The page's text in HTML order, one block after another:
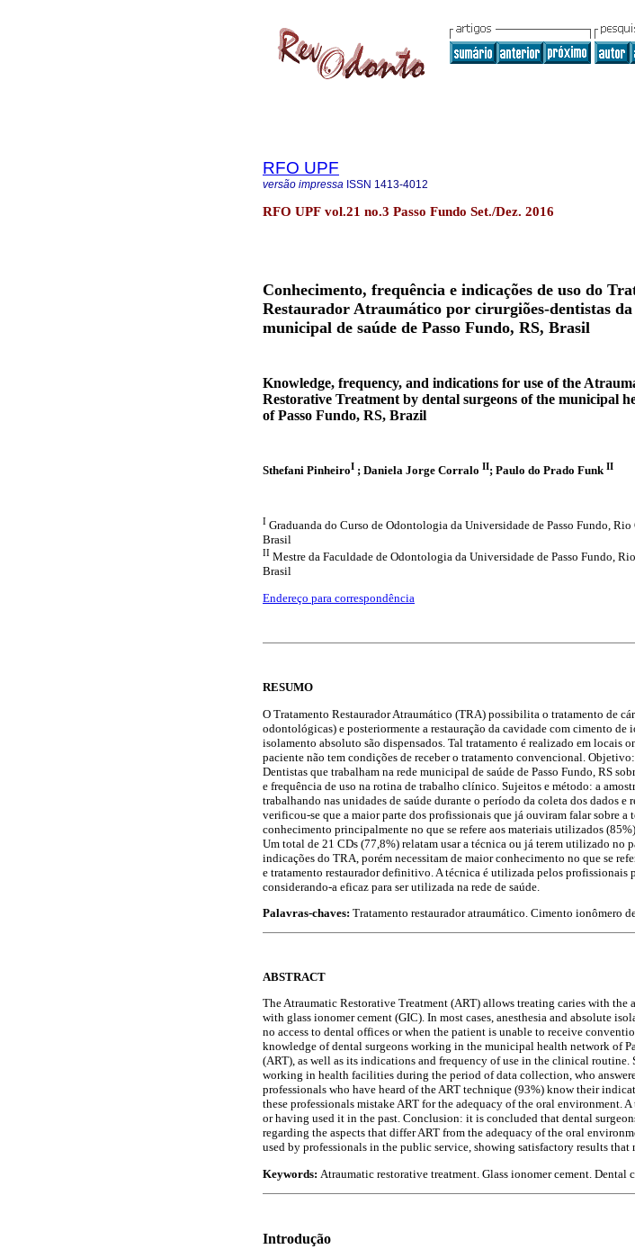
RFO UPF
versão impressa ISSN 1413-4012
RFO UPF vol.21 no.3 Passo Fundo Set./Dez. 2016
Conhecimento, frequência e indicações de uso do
Restaurador Atraumático por cirurgiões-dentistas da
municipal de saúde de Passo Fundo, RS, Brasil
Knowledge, frequency, and indications for use of the
Restorative Treatment by dental surgeons of the municipal
of Passo Fundo, RS, Brazil
Sthefani PinheiroI ; Daniela Jorge Corralo II; Paulo do Prado Funk II
I Graduanda do Curso de Odontologia da Universidade de Passo Fundo, Rio
Brasil
II Mestre da Faculdade de Odontologia da Universidade de Passo Fundo,
Brasil
Endereço para correspondência
RESUMO
O Tratamento Restaurador Atraumático (TRA) possibilita o tratamento de
odontológicas) e posteriormente a restauração da cavidade com cimento de
isolamento absoluto são dispensados. Tal tratamento é realizado em locais
paciente não tem condições de receber o tratamento convencional.
Dentistas que trabalham na rede municipal de saúde de Passo Fundo, RS
e frequência de uso na rotina de trabalho clínico. Sujeitos e método: a
trabalhando nas unidades de saúde durante o período da coleta dos dados
verificou-se que a maior parte dos profissionais que já ouviram falar sobre a
conhecimento principalmente no que se refere aos materiais utilizados
Um total de 21 CDs (77,8%) relatam usar a técnica ou já terem utilizado no
indicações do TRA, porém necessitam de maior conhecimento no que se
e tratamento restaurador definitivo. A técnica é utilizada pelos
considerando-a eficaz para ser utilizada na rede de saúde.
Palavras-chaves: Tratamento restaurador atraumático. Cimento ionômero
ABSTRACT
The Atraumatic Restorative Treatment (ART) allows treating caries with
with glass ionomer cement (GIC). In most cases, anesthesia and absolute
no access to dental offices or when the patient is unable to receive
knowledge of dental surgeons working in the municipal health network of
(ART), as well as its indications and frequency of use in the clinical routine.
working in health facilities during the period of data collection, who
professionals who have heard of the ART technique (93%) know their
these professionals mistake ART for the adequacy of the oral environment.
or having used it in the past. Conclusion: it is concluded that dental
regarding the aspects that differ ART from the adequacy of the oral
used by professionals in the public service, showing satisfactory results
Keywords: Atraumatic restorative treatment. Glass ionomer cement. Dental
Introdução